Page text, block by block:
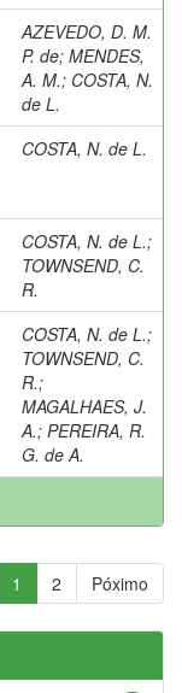
AZEVEDO, D. M.
P. de; MENDES,
A. M.; COSTA, N.
de L.
COSTA, N. de L.
COSTA, N. de L.;
TOWNSEND, C.
R.
COSTA, N. de L.;
TOWNSEND, C.
R.;
MAGALHAES, J.
A.; PEREIRA, R.
G. de A.
1 2 Póximo